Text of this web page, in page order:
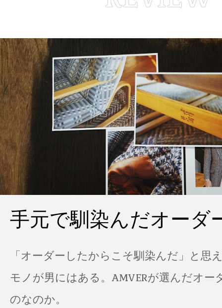
手元で馴染んだオーダ
「オーダーしたからこそ馴染んだ」と思
モノが男にはある。AMVERが選んだオー
のなのか。